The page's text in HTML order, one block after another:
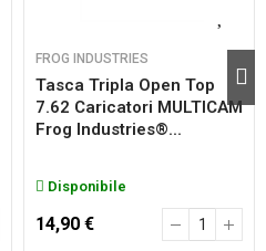
FROG INDUSTRIES
Tasca Tripla Open Top
7.62 Caricatori MULTICAM
Frog Industries®...
Disponibile
14,90 €